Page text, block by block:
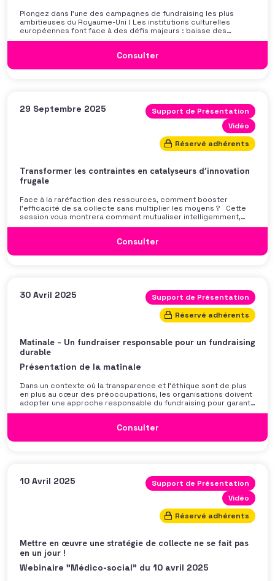
Plongez dans l’une des campagnes de fundraising les plus
ambitieuses du Royaume-Uni ! Les institutions culturelles
européennes font face à des défis majeurs : baisse des
financements publics, diminution de la fréquentation et
répondu par une initiative audacieuse. A l’occasion de son 25ᵉ
Directrice du développement de […]
Consulter
29 Septembre 2025
Support de Présentation
Vidéo
Réservé adhérents
Transformer les contraintes en catalyseurs d’innovation
frugale
Face à la raréfaction des ressources, comment booster
l’efficacité de sa collecte sans multiplier les moyens ? Cette
session vous montrera comment mutualiser intelligemment,
bâtir une stratégie sobre mais puissante, et adapter des
Découvrez quelques leviers pour financer créativement vos
frugal, etc. Un format appliqué pour booster votre impact sans
Consulter
30 Avril 2025
Support de Présentation
Réservé adhérents
Matinale – Un fundraiser responsable pour un fundraising
durable
Présentation de la matinale
Dans un contexte où la transparence et l’éthique sont de plus
en plus au cœur des préoccupations, les organisations doivent
adopter une approche responsable du fundraising pour garantir
la confiance de leurs donateurs et partenaires. Il devient
fonds, d’identifier les financements sensibles et de mieux
temps : D’abord, découvrez la cartographie […]
Consulter
10 Avril 2025
Support de Présentation
Vidéo
Réservé adhérents
Mettre en œuvre une stratégie de collecte ne se fait pas
en un jour !
Webinaire "Médico-social" du 10 avril 2025